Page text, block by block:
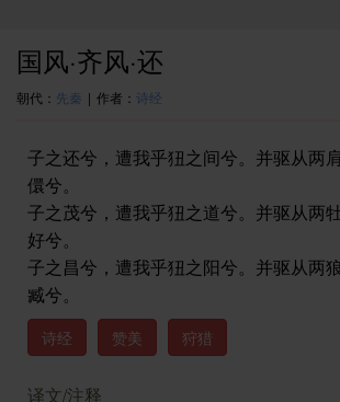
国风·齐风·还
朝代： 先秦 | 作者： 诗经
子之还兮，遭我乎狃之间兮。并驱从两
儇兮。
子之茂兮，遭我乎狃之道兮。并驱从两
好兮。
子之昌兮，遭我乎狃之阳兮。并驱从两
臧兮。
诗经 赞美 狩猎
译文/注释